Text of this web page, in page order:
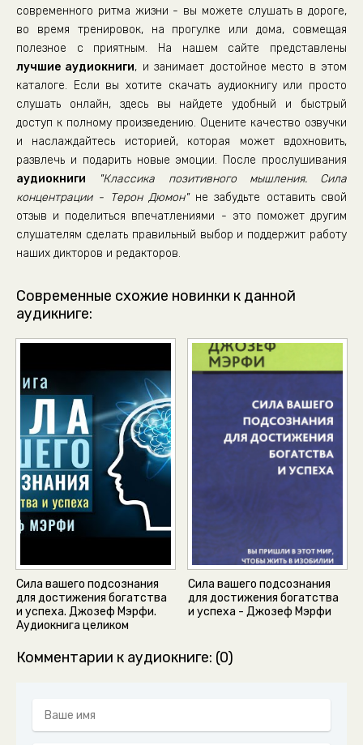
современного ритма жизни - вы можете слушать в дороге,
во время тренировок, на прогулке или дома, совмещая
полезное с приятным. На нашем сайте представлены
лучшие аудиокниги, и занимает достойное место в этом
каталоге. Если вы хотите скачать аудиокнигу или просто
слушать онлайн, здесь вы найдете удобный и быстрый
доступ к полному произведению. Оцените качество озвучки
и наслаждайтесь историей, которая может вдохновить,
развлечь и подарить новые эмоции. После прослушивания
аудиокниги
"Классика позитивного мышления. Сила
концентрации - Терон Дюмон"не забудьте оставить свой
отзыв и поделиться впечатлениями - это поможет другим
слушателям сделать правильный выбор и поддержит работу
наших дикторов и редакторов.
Современные схожие новинки к данной
аудикниге:
Сила вашего подсознания
для достижения богатства
и успеха. Джозеф Мэрфи.
Аудиокнига целиком
Сила вашего подсознания
для достижения богатства
и успеха - Джозеф Мэрфи
Комментарии к аудиокниге: (0)